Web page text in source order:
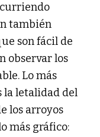
también
son fácil de
observar los
Lo más
la letalidad del
los arroyos
más gráfico: